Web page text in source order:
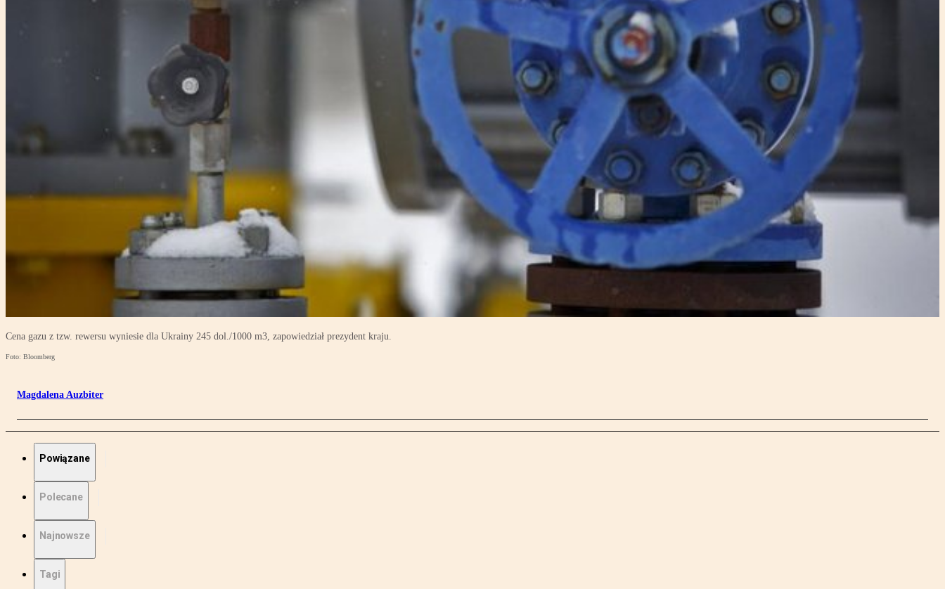
Cena gazu z tzw. rewersu wyniesie dla Ukrainy 245 dol./1000 m3, zapowiedział prezydent kraju.
Foto: Bloomberg
Magdalena Auzbiter
Powiązane
Polecane
Najnowsze
Tagi